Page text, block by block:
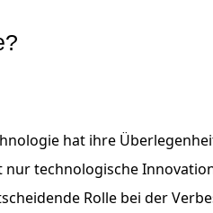
hat ihre
technologische
Rolle bei der